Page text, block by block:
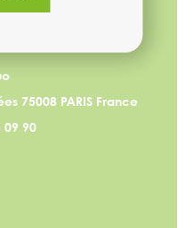
75008 PARIS France
09 90